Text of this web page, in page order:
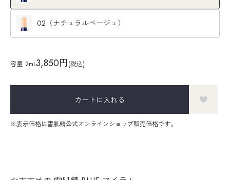
02（ナチュラルベージュ）
容量 2mL3,850円(税込)
カートに入れる
※表示価格は雪肌精公式オンラインショップ販売価格です。